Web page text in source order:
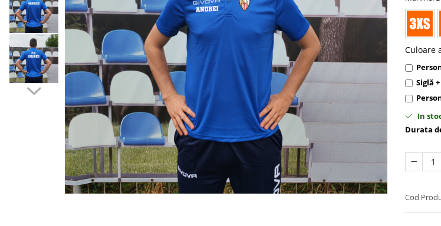
Bidoane si termosuri sportive
Sepci
Trofee
Culoare
Siglă
In
Durata
Cod